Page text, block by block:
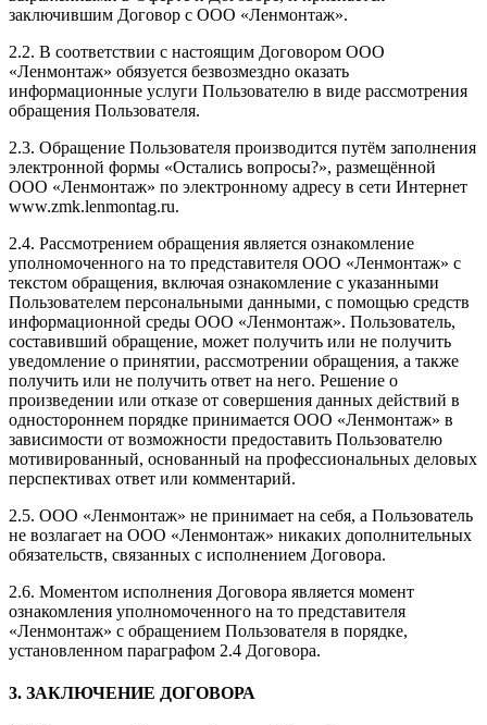
заключившим Договор с ООО «Ленмонтаж».
2.2. В соответствии с настоящим Договором ООО
«Ленмонтаж» обязуется безвозмездно оказать
информационные услуги Пользователю в виде рассмотрения
обращения Пользователя.
2.3. Обращение Пользователя производится путём заполнения
электронной формы «Остались вопросы?», размещённой
ООО «Ленмонтаж» по электронному адресу в сети Интернет
www.zmk.lenmontag.ru.
2.4. Рассмотрением обращения является ознакомление
уполномоченного на то представителя ООО «Ленмонтаж» с
текстом обращения, включая ознакомление с указанными
Пользователем персональными данными, с помощью средств
информационной среды ООО «Ленмонтаж». Пользователь,
составивший обращение, может получить или не получить
уведомление о принятии, рассмотрении обращения, а также
получить или не получить ответ на него. Решение о
произведении или отказе от совершения данных действий в
одностороннем порядке принимается ООО «Ленмонтаж» в
зависимости от возможности предоставить Пользователю
мотивированный, основанный на профессиональных деловых
перспективах ответ или комментарий.
2.5. ООО «Ленмонтаж» не принимает на себя, а Пользователь
не возлагает на ООО «Ленмонтаж» никаких дополнительных
обязательств, связанных с исполнением Договора.
2.6. Моментом исполнения Договора является момент
ознакомления уполномоченного на то представителя
«Ленмонтаж» с обращением Пользователя в порядке,
установленном параграфом 2.4 Договора.
3. ЗАКЛЮЧЕНИЕ ДОГОВОРА